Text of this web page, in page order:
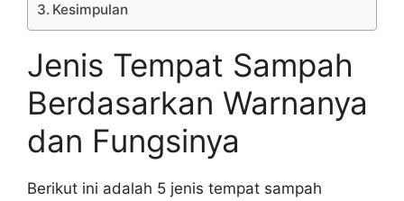
Kesimpulan
Jenis Tempat Sampah
Berdasarkan Warnanya
dan Fungsinya
Berikut ini adalah 5 jenis tempat sampah